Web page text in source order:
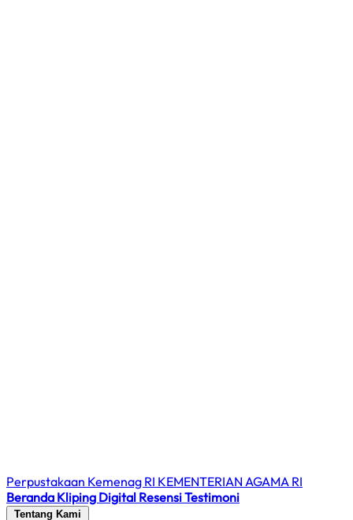
Perpustakaan Kemenag RI KEMENTERIAN AGAMA RI
Beranda Kliping Digital ResensiTestimoni
Tentang Kami